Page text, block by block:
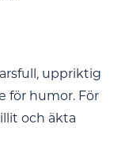
uppriktig
för humor. För
och äkta